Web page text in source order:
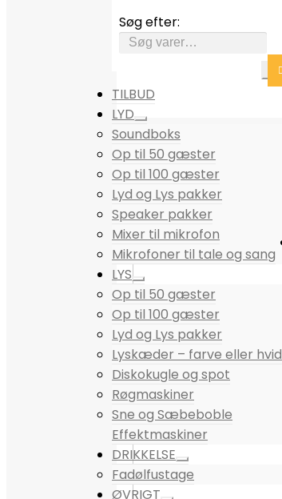
Søg efter:
TILBUD
LYD
Soundboks
Op til 50 gæster
Op til 100 gæster
Lyd og Lys pakker
Speaker pakker
Mixer til mikrofon
Mikrofoner til tale og sang
LYS
Op til 50 gæster
Op til 100 gæster
Lyd og Lys pakker
Lyskæder – farve eller hvid
Diskokugle og spot
Røgmaskiner
Sne og Sæbeboble
Effektmaskiner
DRIKKELSE
Fadølfustage
ØVRIGT